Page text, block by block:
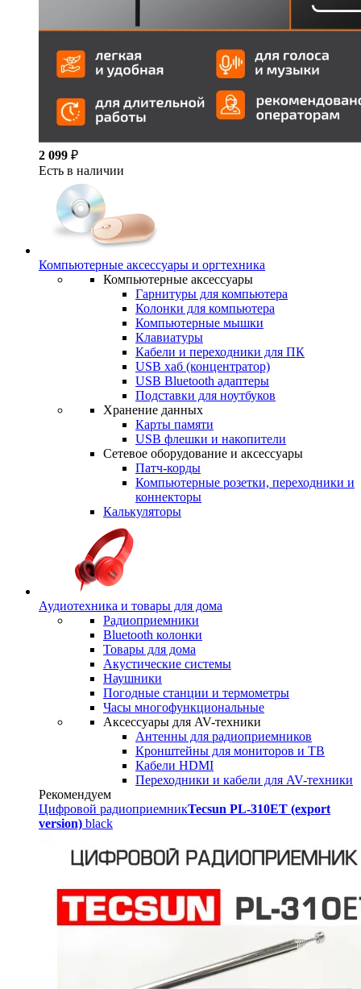
2 099 ₽
Есть в наличии
Компьютерные аксессуары и оргтехника
Компьютерные аксессуары
Гарнитуры для компьютера
Колонки для компьютера
Компьютерные мышки
Клавиатуры
Кабели и переходники для ПК
USB хаб (концентратор)
USB Bluetooth адаптеры
Подставки для ноутбуков
Хранение данных
Карты памяти
USB флешки и накопители
Сетевое оборудование и аксессуары
Патч-корды
Компьютерные розетки, переходники и
коннекторы
Калькуляторы
Аудиотехника и товары для дома
Радиоприемники
Bluetooth колонки
Товары для дома
Акустические системы
Наушники
Погодные станции и термометры
Часы многофункциональные
Аксессуары для AV-техники
Антенны для радиоприемников
Кронштейны для мониторов и ТВ
Кабели HDMI
Переходники и кабели для AV-техники
Рекомендуем
Цифровой радиоприемникTecsun PL-310ET (export
version) black